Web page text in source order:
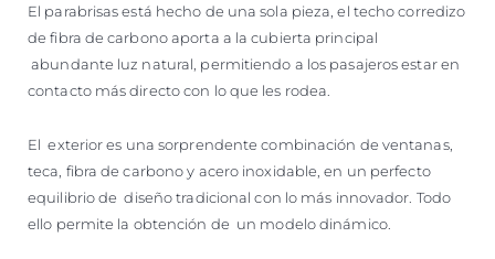
El parabrisas está hecho de una sola pieza, el techo corredizo
de fibra de carbono aporta a la cubierta principal
abundante luz natural, permitiendo a los pasajeros estar en
contacto más directo con lo que les rodea.
El exterior es una sorprendente combinación de ventanas,
teca, fibra de carbono y acero inoxidable, en un perfecto
equilibrio de diseño tradicional con lo más innovador. Todo
ello permite la obtención de un modelo dinámico.